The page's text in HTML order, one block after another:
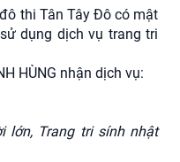
thi Tân Tây Đô có mật
dụng dịch vụ trang tri
HÙNG nhận dịch vụ:
lớn, Trang tri sính nhật